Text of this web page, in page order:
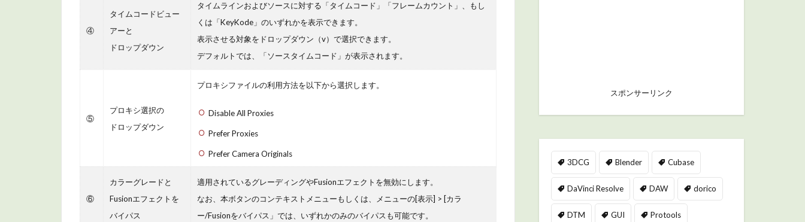
ーチ
の個
示に
つい
て
3.5
オ
ンスクリ
ーンコン
（OSC）
メニュー
の内容に
④
タイムコードビュー
アーと
ドロップダウン
タイムラインおよびソースに対する「タイムコード」「フレームカウント」、もし
くは「KeyKode」のいずれかを表示できます。
表示させる対象をドロップダウン（v）で選択できます。
デフォルトでは、「ソースタイムコード」が表示されます。
⑤
プロキシ選択の
ドロップダウン
プロキシファイルの利用方法を以下から選択します。
Disable All Proxies
Prefer Proxies
Prefer Camera Originals
⑥
カラーグレードと
Fusionエフェクトを
バイパス
適用されているグレーディングやFusionエフェクトを無効にします。
なお、本ボタンのコンテキストメニューもしくは、メニューの[表示] > [カラ
ー/Fusionをバイパス」では、いずれかのみのバイパスも可能です。
スポンサーリンク
3DCG Blender Cubase
DaVinci Resolve DAW dorico
DTM GUI Protools